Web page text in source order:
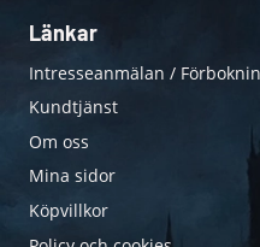
Länkar
Intresseanmälan /
Kundtjänst
Om oss
Mina sidor
Köpvillkor